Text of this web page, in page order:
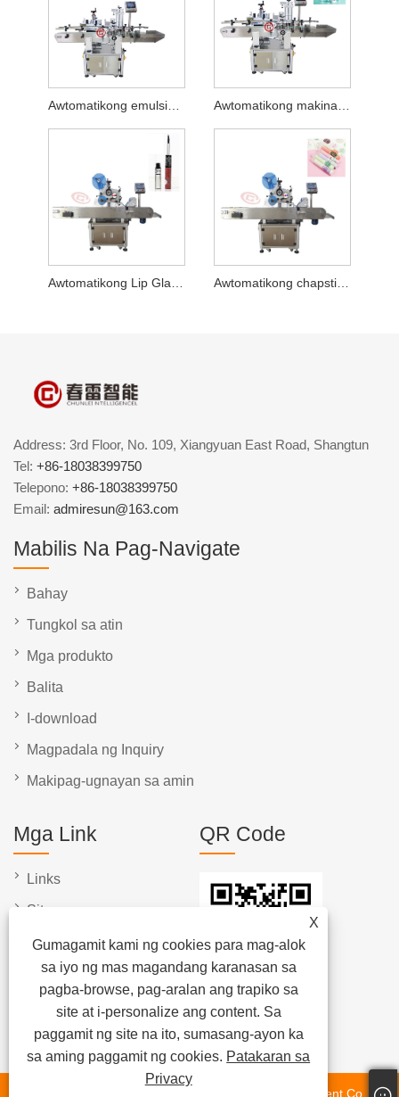
Awtomatikong emulsion labeling machine Awtomatikong makina ng pag-label ng produkto ng pangangalaga sa balat
Awtomatikong Lip Glaze Labeling Machine Awtomatikong chapstick labeling machine
X
Gumagamit kami ng cookies para mag-alok
sa iyo ng mas magandang karanasan sa
pagba-browse, pag-aralan ang trapiko sa
site at i-personalize ang content. Sa
paggamit ng site na ito, sumasang-ayon ka
sa aming paggamit ng cookies. Patakaran sa
Privacy
Address: 3rd Floor, No. 109, Xiangyuan East Road, Shangtun
Tel: +86-18038399750
Telepono: +86-18038399750
Email: admiresun@163.com
Mabilis Na Pag-Navigate
Bahay
Tungkol sa atin
Mga produkto
Balita
I-download
Magpadala ng Inquiry
Makipag-ugnayan sa amin
Mga Link
Links
Sitemap
RSS
XML
Patakaran sa Privacy
QR Code
Copyright © 2023 Dongguan Chunlei Intelligent Equipment Co.,